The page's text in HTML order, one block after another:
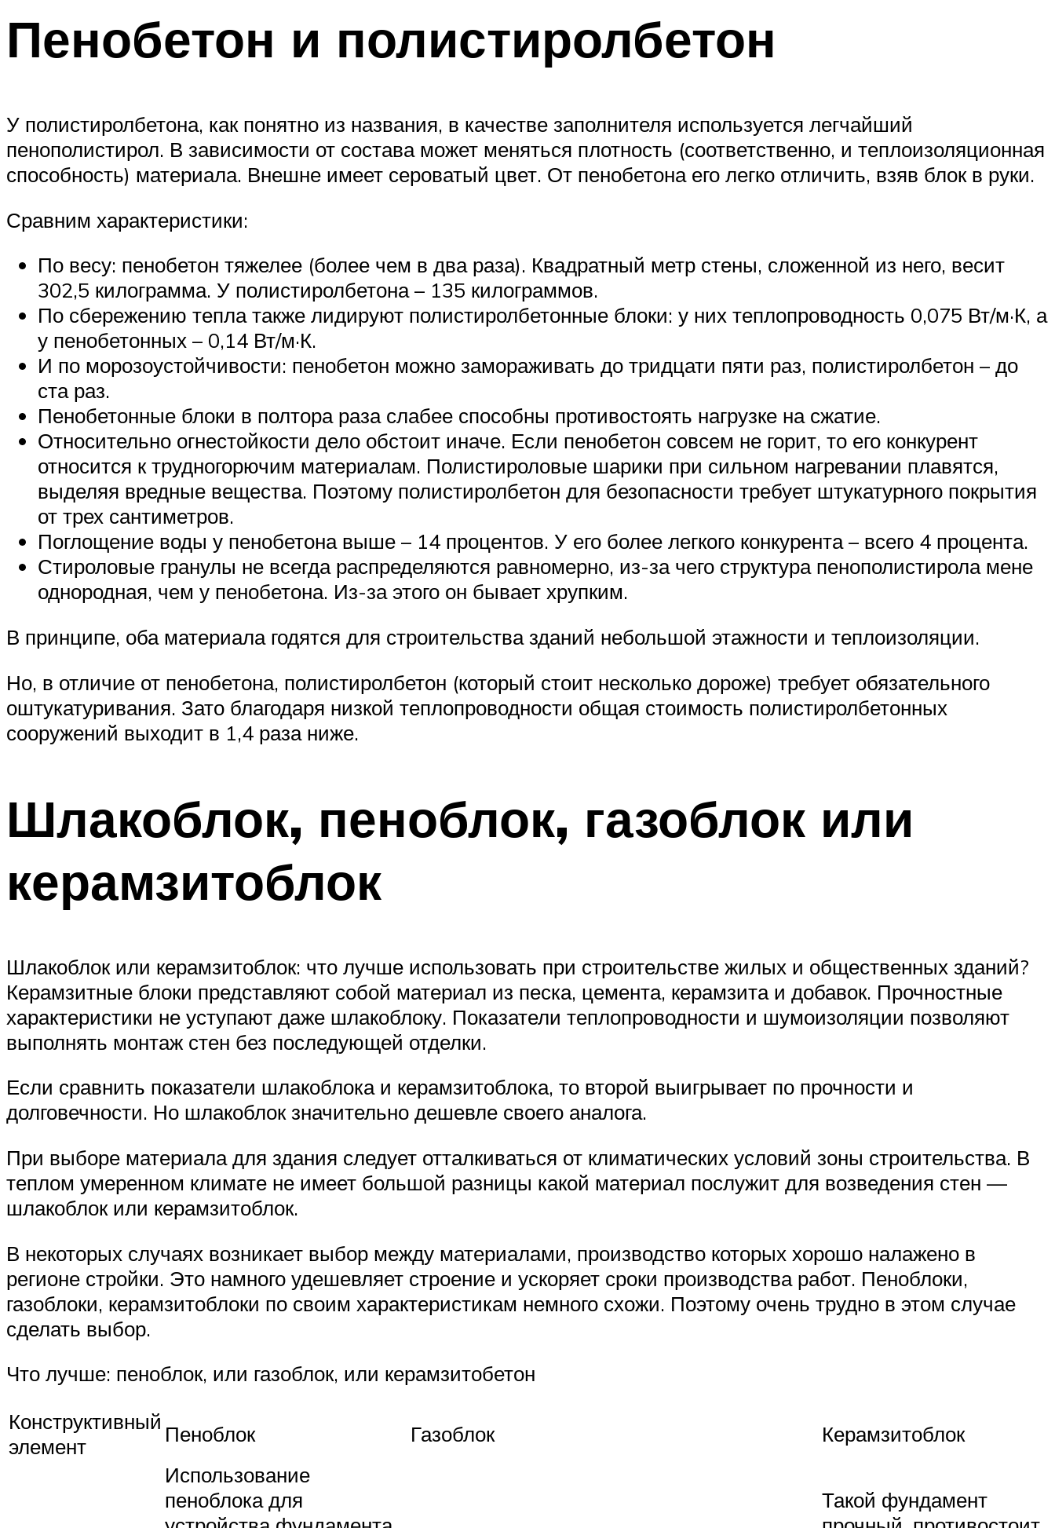
Пенобетон и полистиролбетон
У полистиролбетона, как понятно из названия, в качестве заполнителя используется легчайший
пенополистирол. В зависимости от состава может меняться плотность (соответственно, и теплоизоляционная
способность) материала. Внешне имеет сероватый цвет. От пенобетона его легко отличить, взяв блок в руки.
Сравним характеристики:
По весу: пенобетон тяжелее (более чем в два раза). Квадратный метр стены, сложенной из него, весит
302,5 килограмма. У полистиролбетона – 135 килограммов.
По сбережению тепла также лидируют полистиролбетонные блоки: у них теплопроводность 0,075 Вт/м·К, а
у пенобетонных – 0,14 Вт/м·К.
И по морозоустойчивости: пенобетон можно замораживать до тридцати пяти раз, полистиролбетон – до
ста раз.
Пенобетонные блоки в полтора раза слабее способны противостоять нагрузке на сжатие.
Относительно огнестойкости дело обстоит иначе. Если пенобетон совсем не горит, то его конкурент
относится к трудногорючим материалам. Полистироловые шарики при сильном нагревании плавятся,
выделяя вредные вещества. Поэтому полистиролбетон для безопасности требует штукатурного покрытия
от трех сантиметров.
Поглощение воды у пенобетона выше – 14 процентов. У его более легкого конкурента – всего 4 процента.
Стироловые гранулы не всегда распределяются равномерно, из-за чего структура пенополистирола мене
однородная, чем у пенобетона. Из-за этого он бывает хрупким.
В принципе, оба материала годятся для строительства зданий небольшой этажности и теплоизоляции.
Но, в отличие от пенобетона, полистиролбетон (который стоит несколько дороже) требует обязательного
оштукатуривания. Зато благодаря низкой теплопроводности общая стоимость полистиролбетонных
сооружений выходит в 1,4 раза ниже.
Шлакоблок, пеноблок, газоблок или
керамзитоблок
Шлакоблок или керамзитоблок: что лучше использовать при строительстве жилых и общественных зданий?
Керамзитные блоки представляют собой материал из песка, цемента, керамзита и добавок. Прочностные
характеристики не уступают даже шлакоблоку. Показатели теплопроводности и шумоизоляции позволяют
выполнять монтаж стен без последующей отделки.
Если сравнить показатели шлакоблока и керамзитоблока, то второй выигрывает по прочности и
долговечности. Но шлакоблок значительно дешевле своего аналога.
При выборе материала для здания следует отталкиваться от климатических условий зоны строительства. В
теплом умеренном климате не имеет большой разницы какой материал послужит для возведения стен —
шлакоблок или керамзитоблок.
В некоторых случаях возникает выбор между материалами, производство которых хорошо налажено в
регионе стройки. Это намного удешевляет строение и ускоряет сроки производства работ. Пеноблоки,
газоблоки, керамзитоблоки по своим характеристикам немного схожи. Поэтому очень трудно в этом случае
сделать выбор.
Что лучше: пеноблок, или газоблок, или керамзитобетон
Конструктивный
элемент
Пеноблок Газоблок
Керамзитоблок
Использование
пеноблока для
Такой фундамент